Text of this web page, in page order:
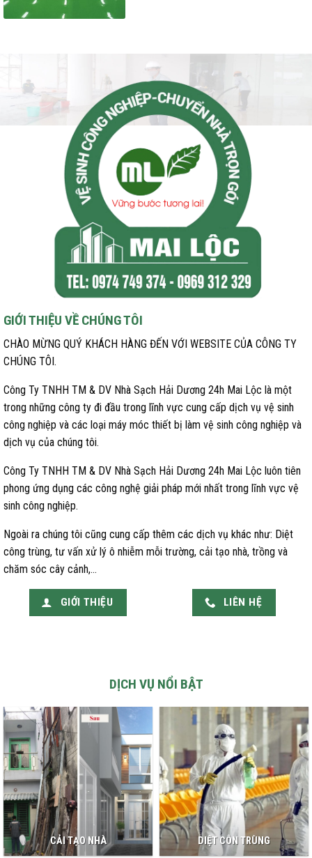
GIỚI THIỆU VỀ CHÚNG TÔI
CHÀO MỪNG QUÝ KHÁCH HÀNG ĐẾN VỚI WEBSITE CỦA CÔNG TY
CHÚNG TÔI.
Công Ty TNHH TM & DV Nhà Sạch Hải Dương 24h Mai Lộc là một
trong những công ty đi đầu trong lĩnh vực cung cấp dịch vụ vệ sinh
công nghiệp và các loại máy móc thiết bị làm vệ sinh công nghiệp và
dịch vụ của chúng tôi.
Công Ty TNHH TM & DV Nhà Sạch Hải Dương 24h Mai Lộc luôn tiên
phong ứng dụng các công nghệ giải pháp mới nhất trong lĩnh vực vệ
sinh công nghiệp.
Ngoài ra chúng tôi cũng cung cấp thêm các dịch vụ khác như: Diệt
công trùng, tư vấn xử lý ô nhiễm mỗi trường, cải tạo nhà, trồng và
chăm sóc cây cảnh,…
GIỚI THIỆU LIÊN HỆ
DỊCH VỤ NỔI BẬT
CẢI TẠO NHÀ DIỆT CÔN TRÙNG